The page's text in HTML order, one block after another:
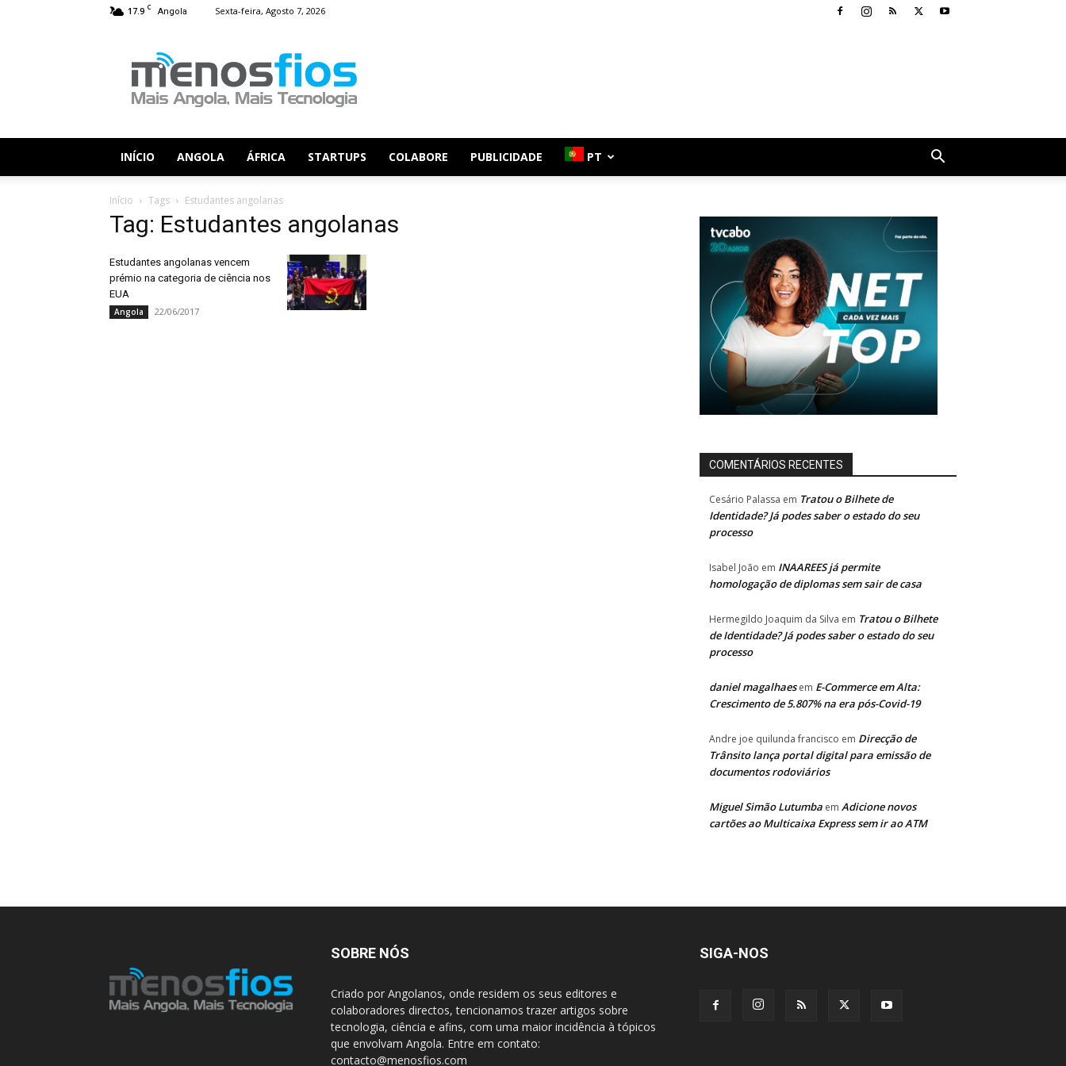
17.9 C Angola Sexta-feira, Agosto 7, 2026
Fios
INÍCIO ANGOLA ÁFRICA STARTUPS COLABORE PUBLICIDADE PT
Início Tags Estudantes angolanas
Tag: Estudantes angolanas
Estudantes angolanas vencem
prémio na categoria de ciência nos
EUA
Angola 22/06/2017
COMENTÁRIOS RECENTES
Cesário Palassa em Tratou o Bilhete de
Identidade? Já podes saber o estado do seu
processo
Isabel João em INAAREES já permite
homologação de diplomas sem sair de casa
Hermegildo Joaquim da Silva em Tratou o Bilhete
de Identidade? Já podes saber o estado do seu
processo
daniel magalhaesem E-Commerce em Alta:
Crescimento de 5.807% na era pós-Covid-19
Andre joe quilunda francisco em Direcção de
Trânsito lança portal digital para emissão de
documentos rodoviários
Miguel Simão Lutumba em Adicione novos
cartões ao Multicaixa Express sem ir ao ATM
SOBRE NÓS
Criado por Angolanos, onde residem os seus editores e
colaboradores directos, tencionamos trazer artigos sobre
tecnologia, ciência e afins, com uma maior incidência à tópicos
que envolvam Angola. Entre em contato:
contacto@menosfios.com
SIGA-NOS